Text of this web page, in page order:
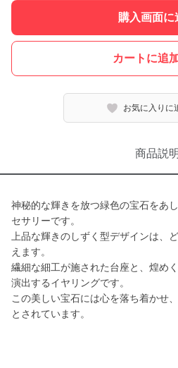
購入画面に
カートに追
お気に入りに
商品説明
神秘的な輝きを放つ緑色の宝石をあ
セサリーです。
上品な輝きのしずく型デザインは、
えます。
繊細な細工が施された台座と、煌め
演出するイヤリングです。
この美しい宝石には心を落ち着かせ
とされています。